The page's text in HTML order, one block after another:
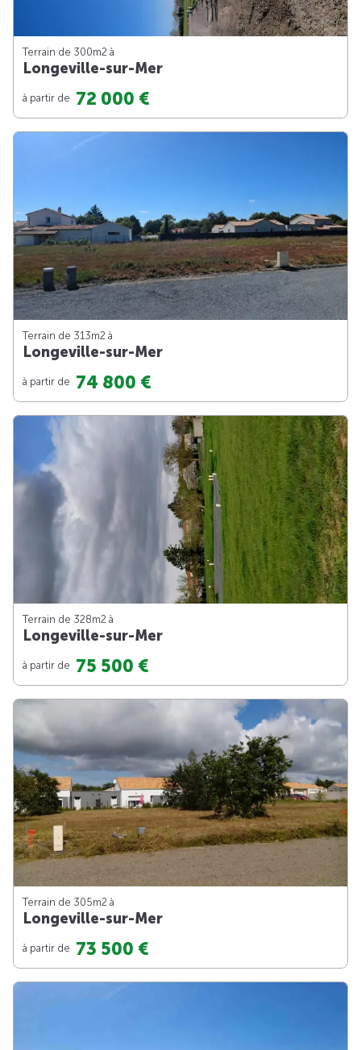
Terrain de 300m2 à
Longeville-sur-Mer
à partir de 72 000 €
Terrain de 313m2 à
Longeville-sur-Mer
à partir de 74 800 €
Terrain de 328m2 à
Longeville-sur-Mer
à partir de 75 500 €
Terrain de 305m2 à
Longeville-sur-Mer
à partir de 73 500 €